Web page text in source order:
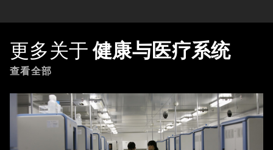
更多关于 健康与医疗系统
查看全部